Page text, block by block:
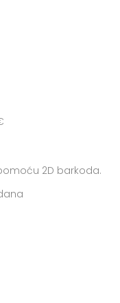
2D barkoda.